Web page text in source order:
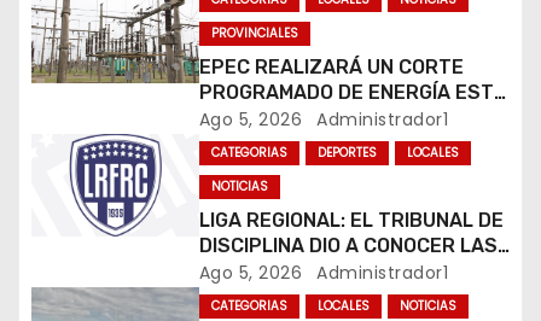
e
e
a
PROVINCIALES
EPEC REALIZARÁ UN CORTE
PROGRAMADO DE ENERGÍA ESTE
JUEVES EN RÍO CUARTO
Ago 5, 2026 Administrador1
CATEGORIAS DEPORTES
LOCALES
NOTICIAS
LIGA REGIONAL: EL TRIBUNAL DE
DISCIPLINA DIO A CONOCER LAS
SANCIONES DEL BOLETÍN
OFICIAL N.º 24
Ago 5, 2026 Administrador1
CATEGORIAS LOCALES NOTICIAS